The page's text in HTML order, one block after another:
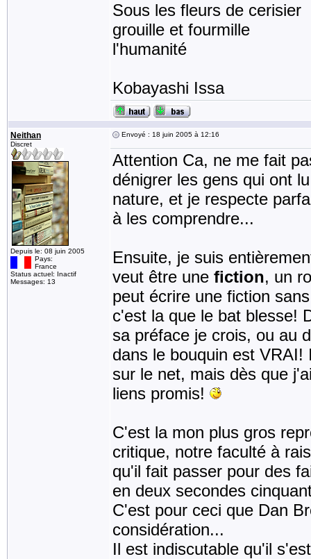
Sous les fleurs de cerisier
grouille et fourmille
l'humanité
Kobayashi Issa
Neithan
Discret
Depuis le: 08 juin 2005
Pays:
France
Status actuel: Inactif
Messages: 13
Envoyé : 18 juin 2005 à 12:16
Attention Ca, ne me fait
dénigrer les gens qui ont
nature, et je respecte
à les comprendre...
Ensuite, je suis
veut être une fiction, un
peut écrire une fiction
c'est la que le bat blesse!
sa préface je crois, ou au
dans le bouquin est
sur le net, mais dès que
liens promis!
C'est la mon plus gros
critique, notre faculté à
qu'il fait passer pour des
en deux secondes
C'est pour ceci que Dan
considération...
Il est indiscutable qu'il